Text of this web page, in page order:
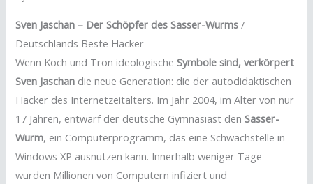
Sven Jaschan – Der Schöpfer des Sasser-Wurms /
Deutschlands Beste Hacker
Wenn Koch und Tron ideologischeSymbole sind, verkörpert
Sven Jaschan die neue Generation: die der autodidaktischen
Hacker des Internetzeitalters. Im Jahr 2004, im Alter von nur
17 Jahren, entwarf der deutsche Gymnasiast denSasser-
Wurm, ein Computerprogramm, das eine Schwachstelle in
Windows XP ausnutzen kann. Innerhalb weniger Tage
wurden Millionen von Computern infiziert und